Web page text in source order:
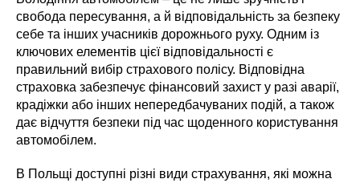
свобода пересування, а й відповідальність за безпеку
себе та інших учасників дорожнього руху. Одним із
ключових елементів цієї відповідальності є
правильний вибір страхового полісу. Відповідна
страховка забезпечує фінансовий захист у разі аварії,
крадіжки або інших непередбачуваних подій, а також
дає відчуття безпеки під час щоденного користування
автомобілем.
В Польщі доступні різні види страхування, які можна